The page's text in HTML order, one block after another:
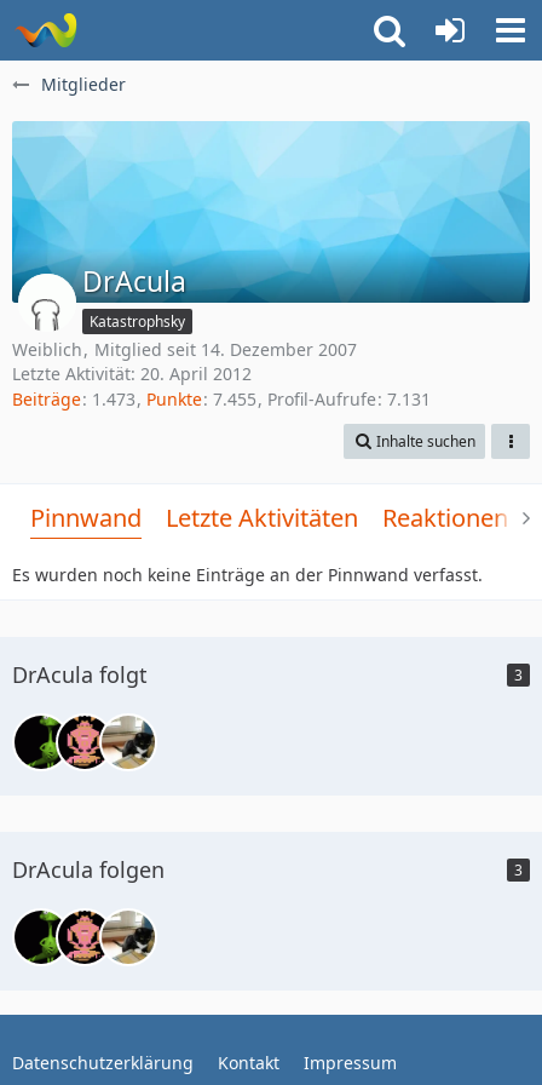
Mitglieder
DrAcula
Katastrophsky
Weiblich
Mitglied seit 14. Dezember 2007
Letzte Aktivität: 20. April 2012
Beiträge 1.473 Punkte 7.455 Profil-Aufrufe 7.131
Inhalte suchen
Pinnwand Letzte Aktivitäten Reaktionen
Es wurden noch keine Einträge an der Pinnwand verfasst.
DrAcula folgt 3
DrAcula folgen 3
Datenschutzerklärung Kontakt Impressum